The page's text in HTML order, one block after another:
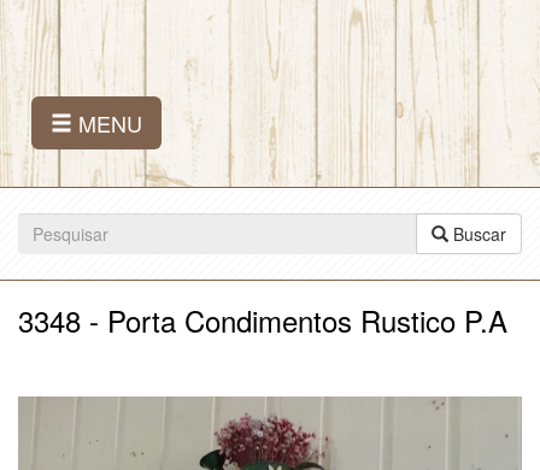
MENU
Buscar
3348 - Porta Condimentos Rustico P.A